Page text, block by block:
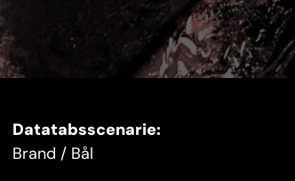
Datatabsscenarie:
Brand / Bål